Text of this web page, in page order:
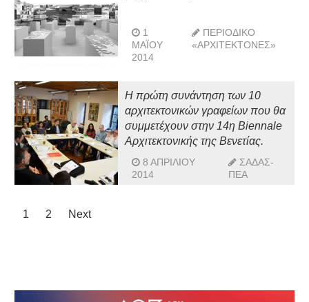
1
ΜΑΪ́ΟΥ
2014
ΠΕΡΙΟΔΙΚΌ
«ΑΡΧΙΤΈΚΤΟΝΕΣ»
Η πρώτη συνάντηση των 10
αρχιτεκτονικών γραφείων που θα
συμμετέχουν στην 14η Biennale
Αρχιτεκτονικής της Βενετίας.
8 ΑΠΡΙΛΊΟΥ
2014
ΣΑΔΑΣ-
ΠΕΑ
1 2 Next